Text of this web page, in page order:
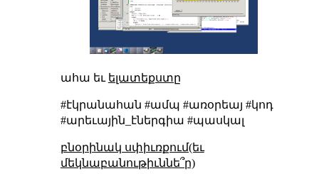
ահա եւ ելատեքստը
#էկրանահան #ամպ #առօրեայ #կոդ
#արեւային_էներգիա #պասկալ
բնօրինակ սփիւռքում(եւ
մեկնաբանութիւննե՞ր)